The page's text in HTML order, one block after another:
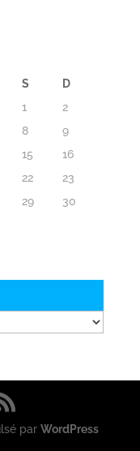
S
D
1
2
8
9
15
16
22
23
29
30
parWordPress